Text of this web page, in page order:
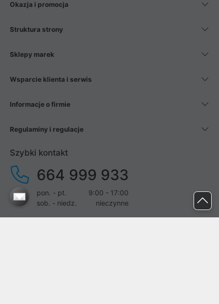
Okazja i promocja
Struktura strony
Sklepy marek
Wsparcie klienta i serwis
Informacje o firmie
Regulaminy i regulacje
Szybki kontakt
664 999 933
pon. - pt.
9:00 - 17:00
sob. - niedz.
nieczynne